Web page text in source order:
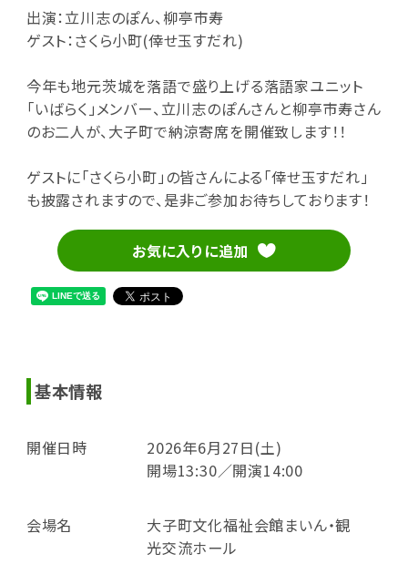
出演：立川志のぽん、柳亭市寿
ゲスト：さくら小町(倖せ玉すだれ)
今年も地元茨城を落語で盛り上げる落語家ユニット
「いばらく」メンバー、立川志のぽんさんと柳亭市寿さん
のお二人が、大子町で納涼寄席を開催致します！！
ゲストに「さくら小町」の皆さんによる「倖せ玉すだれ」
も披露されますので、是非ご参加お待ちしております！
お気に入りに追加
基本情報
開催日時
2026年6月27日(土)
開場13:30／開演14:00
会場名
大子町文化福祉会館まいん・観
光交流ホール